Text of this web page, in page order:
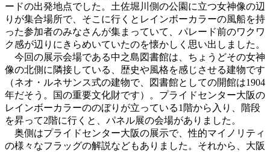
ードの出発地点でした。土佐堀川側の公園に立つ女神像の辺
りが集合場所で、そこに行くとレインボーカラーの風船を持
った参加者のみなさんが集まっていて、パレード前のワクワ
ク感が辺りにきらめいていたのを懐かしく思い出しました。
今回の展示会場である中之島図書館は、ちょうどその女神
像の北側に隣接している、歴史や風格を感じさせる建物です
（ネオ・ルネサンス式の建物で、図書館としての開館は1904
年だそう。国の重要文化財です）。プライドセンター大阪の
レインボーカラーののぼりが立っている1階から入り、階段
を昇って2階に行くと、パネル展の会場がありました。
奥側はプライドセンター大阪の展示で、性的マイノリティ
の様々なフラッグの解説などもありました。それから、大阪